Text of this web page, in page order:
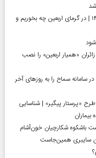
توصیه‌های تغذیه‌ای برای زائران اربعین ۱۴۰۵ | در گرمای اربعین چه بخوریم و
«همیار اربعین» را نصب
| ثبت‌نام در سامانه سماح را به روز‌های آخر
طرح «پرستار پیگیر» | شناسایی
سایبری همین‌جاست